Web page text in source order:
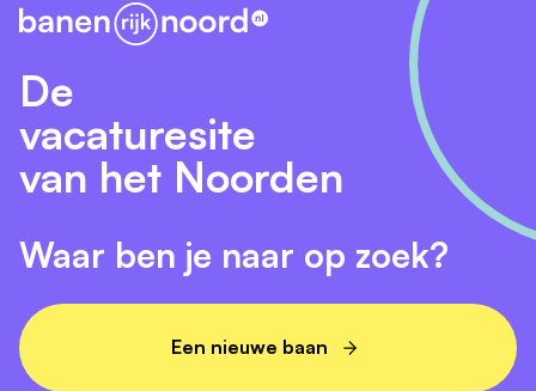
De
vacaturesite
van het Noorden
Waar ben je naar op zoek?
Een nieuwe baan